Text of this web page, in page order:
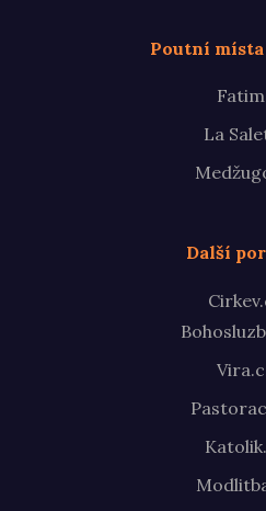
Poutní místa
La
Další